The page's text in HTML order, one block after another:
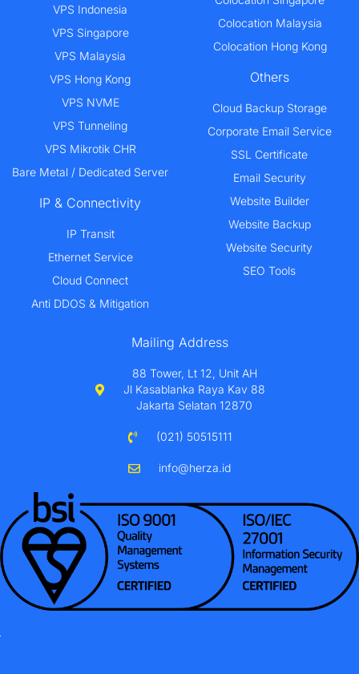
VPS Indonesia
VPS Singapore
VPS Malaysia
VPS Hong Kong
VPS NVME
VPS Tunneling
VPS Mikrotik CHR
Bare Metal / Dedicated Server
IP & Connectivity
IP Transit
Ethernet Service
Cloud Connect
Anti DDOS & Mitigation
Colocation Malaysia
Colocation Hong Kong
Others
Cloud Backup Storage
Corporate Email Service
SSL Certificate
Email Security
Website Builder
Website Backup
Website Security
SEO Tools
Mailing Address
88 Tower, Lt 12, Unit AH
Jl Kasablanka Raya Kav 88
Jakarta Selatan 12870
(021) 50515111
info@herza.id